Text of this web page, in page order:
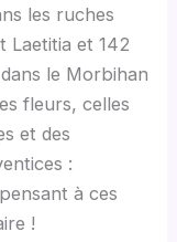
les ruches
Laetitia et 142
le Morbihan
fleurs, celles
et des
:
à ces
!